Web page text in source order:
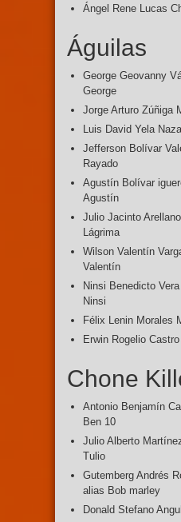
Ángel Rene Lucas
Águilas
George Geovanny
George
Jorge Arturo Zúñiga
Luis David Yela
Jefferson Bolívar
Rayado
Agustín Bolívar
Agustín
Julio Jacinto
Lágrima
Wilson Valentín
Valentín
Ninsi Benedicto
Ninsi
Félix Lenin Morales
Erwin Rogelio
Chone
Antonio Benjamín
Ben 10
Julio Alberto
Tulio
Gutemberg Andrés
alias Bob marley
Donald Stefano